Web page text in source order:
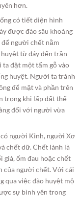
hơn.
có tiết diện hình
được đào sâu khoảng
để người chết nằm
huyệt từ đáy đến trần
ta đặt một tấm gỗ vào
huyệt. Người ta tránh
để mặt và phần trên
trọng khi lấp đất thể
đối với người vừa
người Kinh, người Xơ
chết dữ. Chết lành là
ốm đau hoặc chết
của người chết. Với cái
qua việc đào huyệt mộ
sự bình yên trong